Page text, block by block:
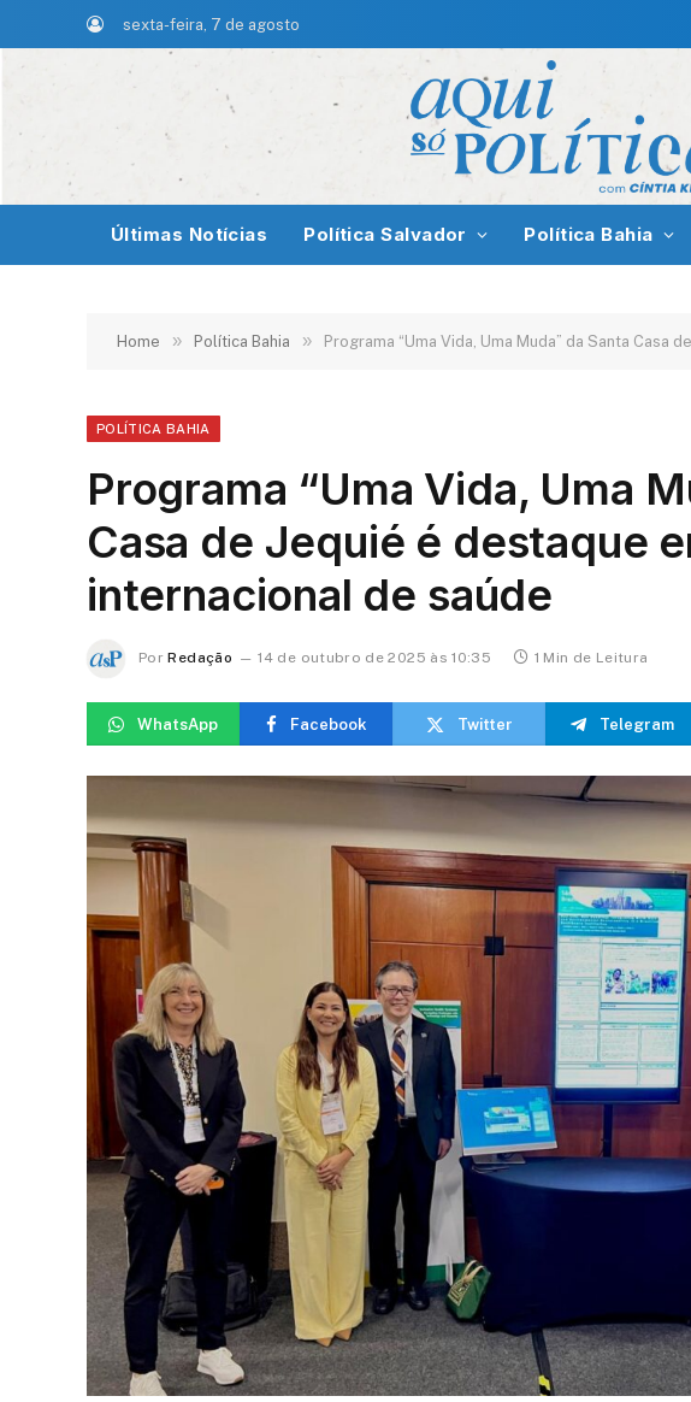
sexta-feira, 7 de agosto
Últimas Notícias Política Salvador Política Bahia
Home » Política Bahia » Programa “Uma Vida, Uma Muda” da Santa
POLÍTICA BAHIA
Programa “Uma Vida, Uma
Casa de Jequié é destaque
internacional de saúde
Por Redação 14 de outubro de 2025 às 10:35 1 Min de Leitura
WhatsApp Facebook Twitter Telegram